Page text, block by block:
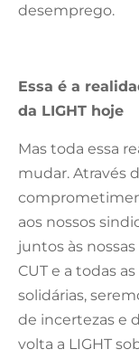
desemprego.
Essa é a
da LIGHT hoje
Mas toda essa
mudar. Através
aos nossos
juntos às nossas
CUT e a todas
solidárias,
de incertezas e
volta a LIGHT